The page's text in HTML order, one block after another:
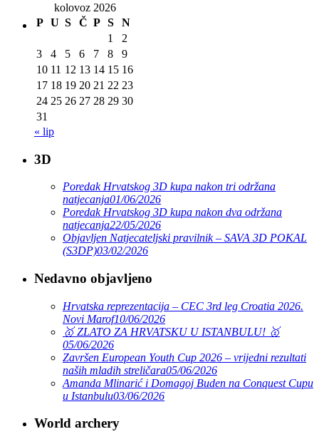
kolovoz 2026
P U S Č P S
N
1
2
3
4 5 6 7 8
9
10 11 12 13 14 15 16
17 18 19 20 21 22 23
24 25 26 27 28 29 30
31
« lip
3D
Poredak Hrvatskog 3D kupa nakon tri održana
natjecanja01/06/2026
Poredak Hrvatskog 3D kupa nakon dva održana
natjecanja22/05/2026
Objavljen Natjecateljski pravilnik – SAVA 3D POKAL
(S3DP)03/02/2026
Nedavno objavljeno
Hrvatska reprezentacija – CEC 3rd leg Croatia 2026.
Novi Marof10/06/2026
🥇 ZLATO ZA HRVATSKU U ISTANBULU! 🥇
05/06/2026
Završen European Youth Cup 2026 – vrijedni rezultati
naših mladih streličara05/06/2026
Amanda Mlinarić i Domagoj Buden na Conquest Cupu
u Istanbulu03/06/2026
World archery